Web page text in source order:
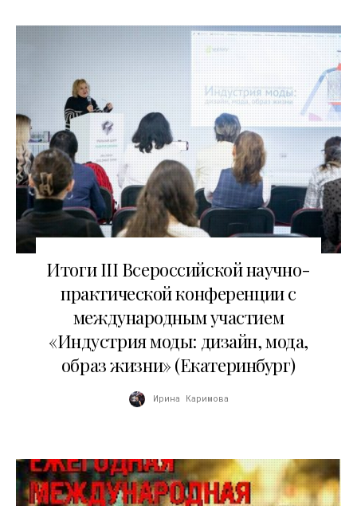
26.12.2025
Итоги III Всероссийской научно-
практической конференции с
международным участием
«Индустрия моды: дизайн, мода,
образ жизни» (Екатеринбург)
Ирина Каримова